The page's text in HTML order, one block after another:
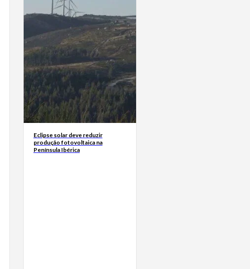
Eclipse solar deve reduzir
produção fotovoltaica na
Península Ibérica